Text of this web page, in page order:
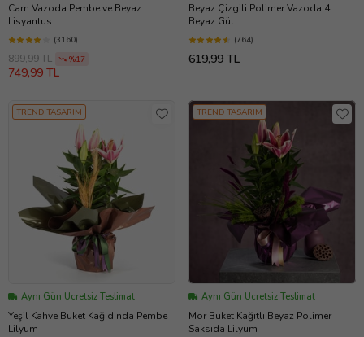
Cam Vazoda Pembe ve Beyaz
Lisyantus
(3160)
899,99 TL %17
749,99 TL
Beyaz Çizgili Polimer Vazoda 4
Beyaz Gül
(764)
619,99 TL
TREND TASARIM
Aynı Gün Ücretsiz Teslimat
Yeşil Kahve Buket Kağıdında Pembe
Lilyum
TREND TASARIM
Aynı Gün Ücretsiz Teslimat
Mor Buket Kağıtlı Beyaz Polimer
Saksıda Lilyum